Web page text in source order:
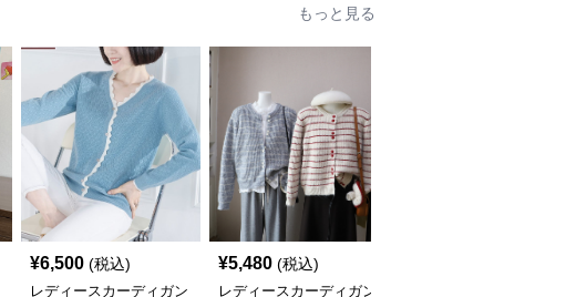
もっと見る
¥6,500 (税込)
レディースカーディガン
¥5,480 (税込)
レディースカーディガン